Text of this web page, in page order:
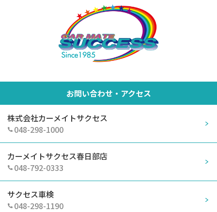
お問い合わせ・アクセス
株式会社カーメイトサクセス
048-298-1000
カーメイトサクセス春日部店
048-792-0333
サクセス車検
048-298-1190